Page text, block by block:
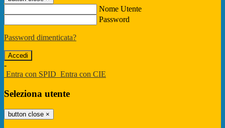
Nome Utente
Password
Password dimenticata?
-
Entra con SPID Entra con CIE
Seleziona utente
button close ×